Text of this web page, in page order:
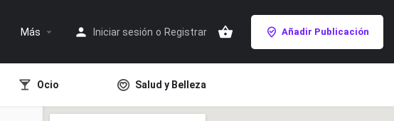
Más Iniciar sesión o Registrar Añadir Publicación
Ocio Salud y Belleza